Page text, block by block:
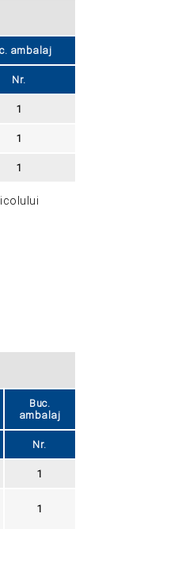
ambalaj
Nr.
1
1
1
Buc.
ambalaj
Nr.
1
1